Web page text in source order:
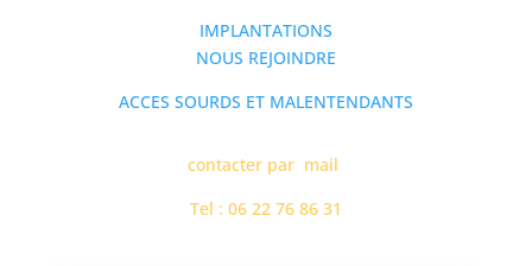
IMPLANTATIONS
NOUS REJOINDRE
ACCES SOURDS ET MALENTENDANTS
contacter par mail
Tel : 06 22 76 86 31